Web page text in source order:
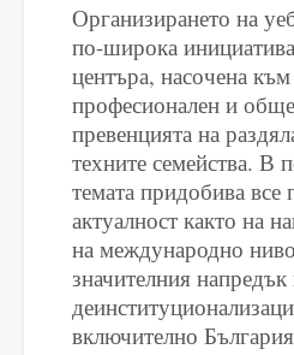
Организирането на
по-широка
центъра, насочена
професионален и
превенцията на
техните семейства. В
темата придобива все
актуалност както на
на международно
значителния
включително